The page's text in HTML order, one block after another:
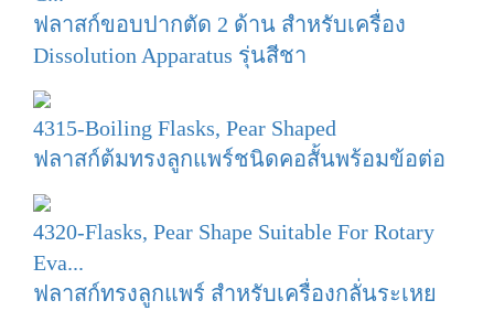
ฟลาสก์ขอบปากตัด 2 ด้าน สำหรับเครื่อง
Dissolution Apparatus รุ่นสีชา
4315-Boiling Flasks, Pear Shaped
ฟลาสก์ต้มทรงลูกแพร์ชนิดคอสั้นพร้อมข้อต่อ
4320-Flasks, Pear Shape Suitable For Rotary
Eva...
ฟลาสก์ทรงลูกแพร์ สำหรับเครื่องกลั่นระเหย